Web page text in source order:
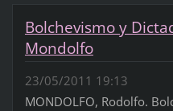
Bolchevismo y
Mondolfo
23/05/2011 19:13
MONDOLFO, Rodolfo.